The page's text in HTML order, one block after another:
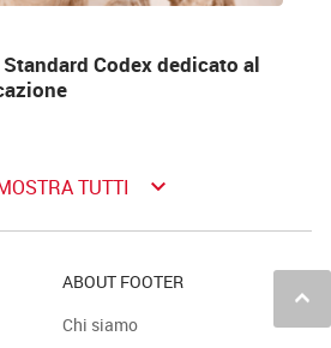
Codex dedicato al
TUTTI keyboard_arrow_down
keyboard_arrow_up
ABOUT FOOTER
Chi siamo